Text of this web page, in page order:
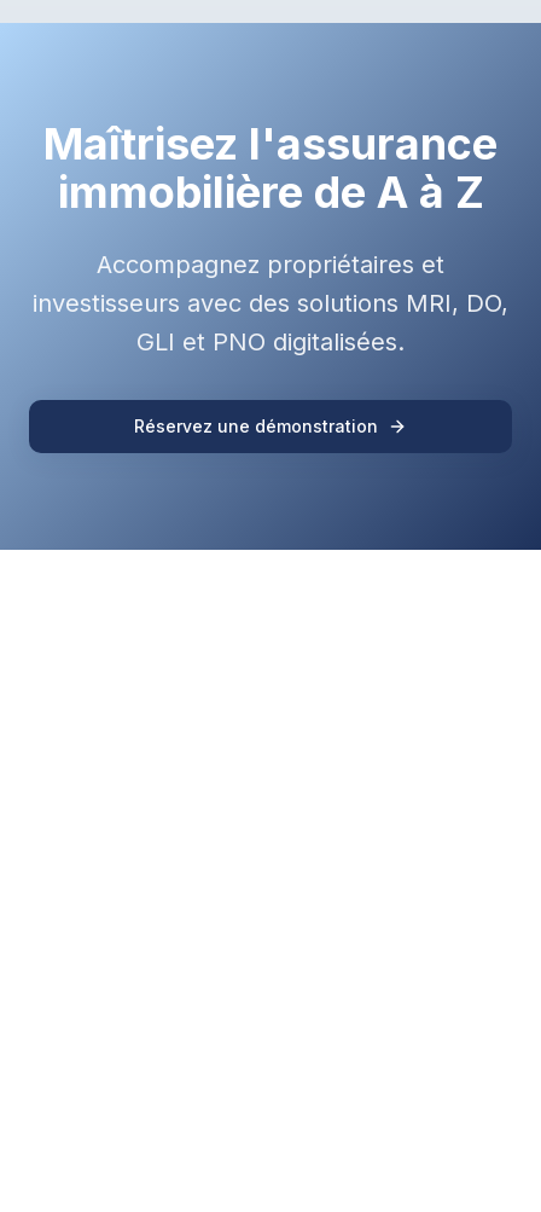
Maîtrisez l'assurance
immobilière de A à Z
Accompagnez propriétaires et
investisseurs avec des solutions MRI, DO,
GLI et PNO digitalisées.
Réservez une démonstration